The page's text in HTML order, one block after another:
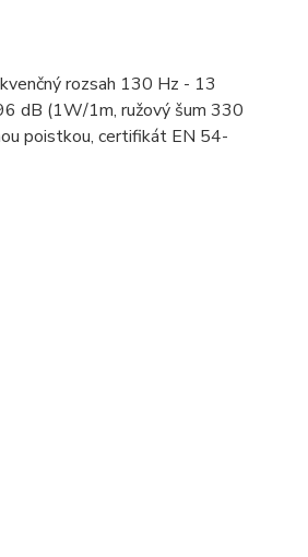
rozsah 130 Hz - 13
dB (1W/1m, ružový šum 330
poistkou, certifikát EN 54-